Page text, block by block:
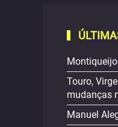
Touro,
mudanças
Manuel